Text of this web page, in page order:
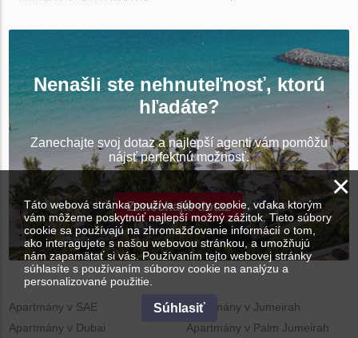
Nenašli ste nehnuteľnosť, ktorú
hľadáte?
Zanechajte svoj dotaz a najlepší agenti vám pomôžu
nájsť perfektnú možnosť.
Zanechajte dotaz
Apartmány v SAE
Apartmány v Dubai
Apartmány v Jumeirah
Apartmány v Palm Jumeirah
×
Táto webová stránka používa súbory cookie, vďaka ktorým
vám môžeme poskytnúť najlepší možný zážitok. Tieto súbory
cookie sa používajú na zhromažďovanie informácií o tom,
ako interagujete s našou webovou stránkou, a umožňujú
nám zapamätať si vás. Používaním tejto webovej stránky
súhlasíte s používaním súborov cookie na analýzu a
personalizované použitie.
Súhlasiť